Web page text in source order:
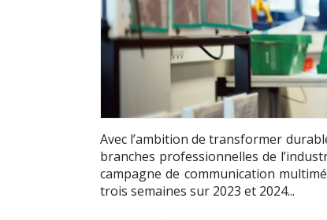
Avec l’ambition de transformer
branches professionnelles de
campagne de communication
trois semaines sur 2023 et 2024...